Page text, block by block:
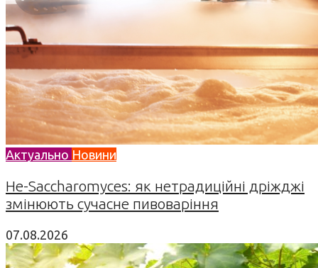
Актуально Новини
Не-Saccharomyces: як нетрадиційні дріжджі
змінюють сучасне пивоваріння
07.08.2026